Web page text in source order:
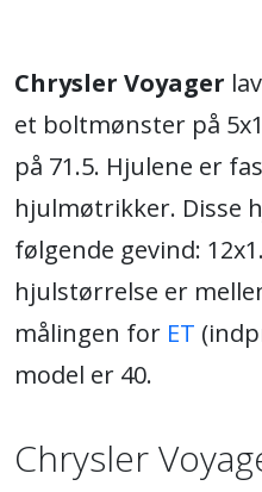
Chrysler Voyager
et boltmønster på
på 71.5. Hjulene er
hjulmøtrikker. Disse
følgende gevind:
hjulstørrelse er
målingen for ET
model er 40.
Chrysler